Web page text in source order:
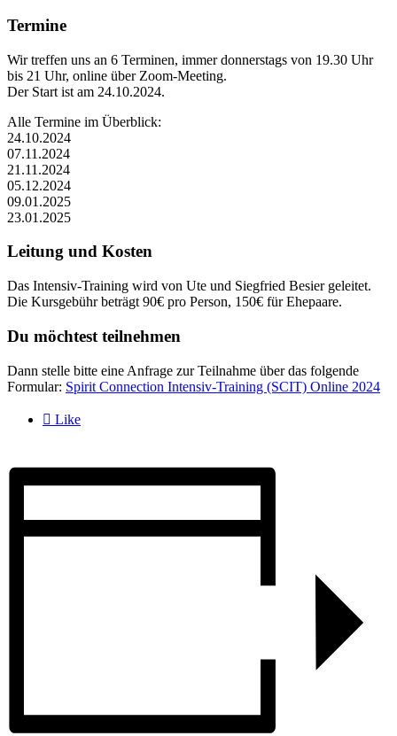
Termine
Wir treffen uns an 6 Terminen, immer donnerstags von 19.30 Uhr
bis 21 Uhr, online über Zoom-Meeting.
Der Start ist am 24.10.2024.
Alle Termine im Überblick:
24.10.2024
07.11.2024
21.11.2024
05.12.2024
09.01.2025
23.01.2025
Leitung und Kosten
Das Intensiv-Training wird von Ute und Siegfried Besier geleitet.
Die Kursgebühr beträgt 90€ pro Person, 150€ für Ehepaare.
Du möchtest teilnehmen
Dann stelle bitte eine Anfrage zur Teilnahme über das folgende
Formular: Spirit Connection Intensiv-Training (SCIT) Online 2024
 Like